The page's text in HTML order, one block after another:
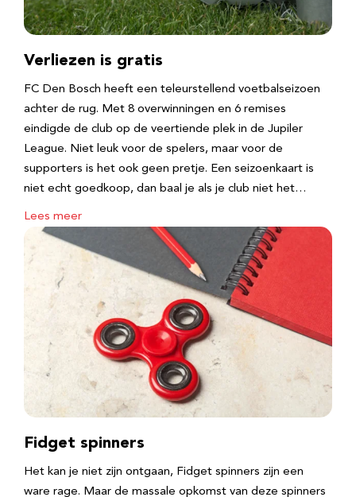
Verliezen is gratis
FC Den Bosch heeft een teleurstellend voetbalseizoen
achter de rug. Met 8 overwinningen en 6 remises
eindigde de club op de veertiende plek in de Jupiler
League. Niet leuk voor de spelers, maar voor de
supporters is het ook geen pretje. Een seizoenkaart is
niet echt goedkoop, dan baal je als je club niet het…
Lees meer
Fidget spinners
Het kan je niet zijn ontgaan, Fidget spinners zijn een
ware rage. Maar de massale opkomst van deze spinners